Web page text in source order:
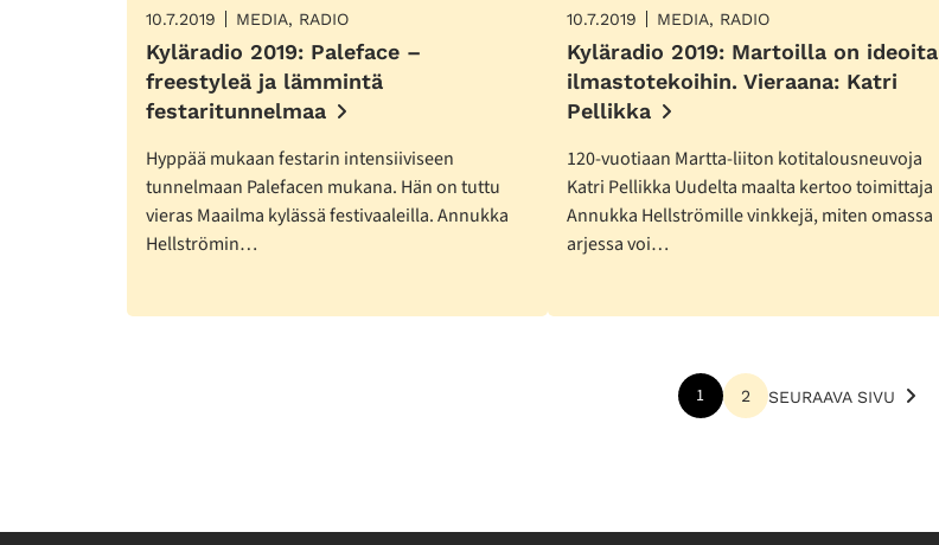
10.7.2019 MEDIA, RADIO
Kyläradio 2019: Paleface –
freestyleä ja lämmintä
festaritunnelmaa
Hyppää mukaan festarin intensiiviseen
tunnelmaan Palefacen mukana. Hän on tuttu
vieras Maailma kylässä festivaaleilla. Annukka
Hellströmin…
10.7.2019 MEDIA, RADIO
Kyläradio 2019: Martoilla on ideoita
ilmastotekoihin. Vieraana: Katri
Pellikka
120-vuotiaan Martta-liiton kotitalousneuvoja
Katri Pellikka Uudelta maalta kertoo toimittaja
Annukka Hellströmille vinkkejä, miten omassa
arjessa voi…
1 2 SEURAAVA SIVU